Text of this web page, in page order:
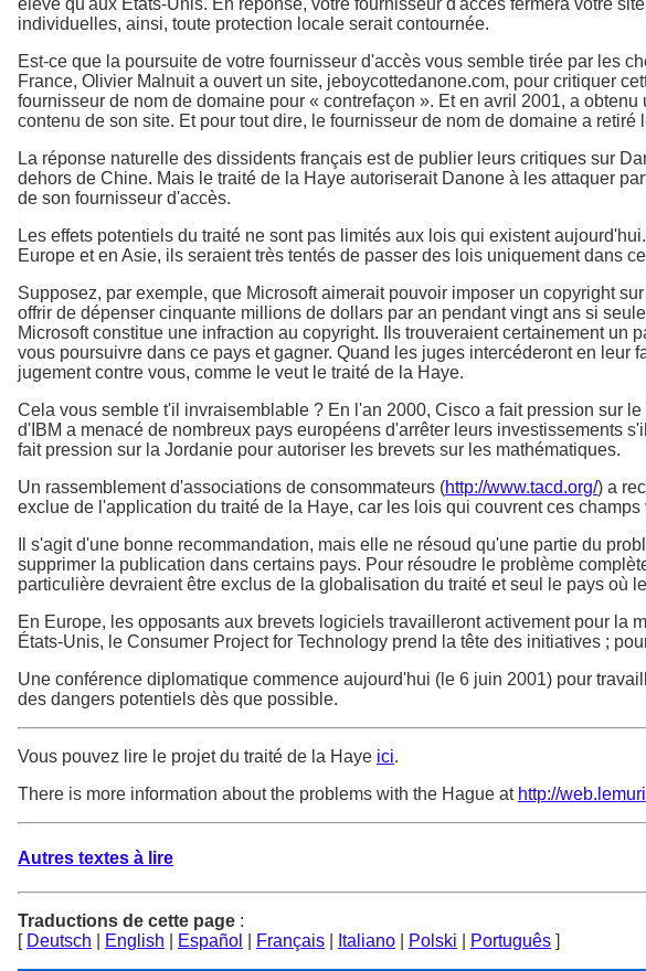
élevé qu'aux États-Unis. En réponse, votre fournisseur d'accès fermera votre
individuelles, ainsi, toute protection locale serait contournée.
Est-ce que la poursuite de votre fournisseur d'accès vous semble tirée par les
France, Olivier Malnuit a ouvert un site, jeboycottedanone.com, pour critiquer
fournisseur de nom de domaine pour « contrefaçon ». Et en avril 2001, a
contenu de son site. Et pour tout dire, le fournisseur de nom de domaine a
La réponse naturelle des dissidents français est de publier leurs critiques sur
dehors de Chine. Mais le traité de la Haye autoriserait Danone à les attaquer
de son fournisseur d'accès.
Les effets potentiels du traité ne sont pas limités aux lois qui existent
Europe et en Asie, ils seraient très tentés de passer des lois uniquement dans
Supposez, par exemple, que Microsoft aimerait pouvoir imposer un copyright
offrir de dépenser cinquante millions de dollars par an pendant vingt ans si
Microsoft constitue une infraction au copyright. Ils trouveraient certainement
vous poursuivre dans ce pays et gagner. Quand les juges intercéderont en
jugement contre vous, comme le veut le traité de la Haye.
Cela vous semble t'il invraisemblable ? En l'an 2000, Cisco a fait pression sur
d'IBM a menacé de nombreux pays européens d'arrêter leurs investissements
fait pression sur la Jordanie pour autoriser les brevets sur les mathématiques.
Un rassemblement d'associations de consommateurs (http://www.tacd.org/) a
exclue de l'application du traité de la Haye, car les lois qui couvrent ces
Il s'agit d'une bonne recommandation, mais elle ne résoud qu'une partie du
supprimer la publication dans certains pays. Pour résoudre le problème
particulière devraient être exclus de la globalisation du traité et seul le pays où
En Europe, les opposants aux brevets logiciels travailleront activement pour la
États-Unis, le Consumer Project for Technology prend la tête des initiatives ;
Une conférence diplomatique commence aujourd'hui (le 6 juin 2001) pour
des dangers potentiels dès que possible.
Vous pouvez lire le projet du traité de la Haye ici.
There is more information about the problems with the Hague at http://
Autres textes à lire
Traductions de cette page :
[ Deutsch English Español Français Italiano Polski Português ]